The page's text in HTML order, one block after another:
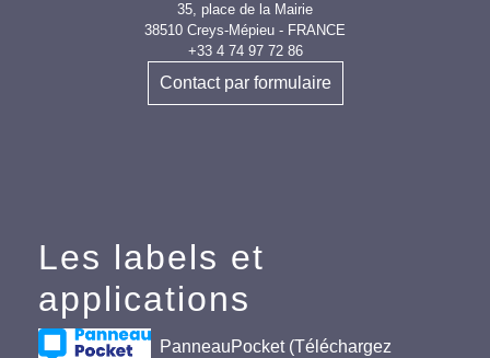
35, place de la Mairie
38510 Creys-Mépieu - FRANCE
+33 4 74 97 72 86
Contact par formulaire
Les labels et
applications
PanneauPocket (Téléchargez